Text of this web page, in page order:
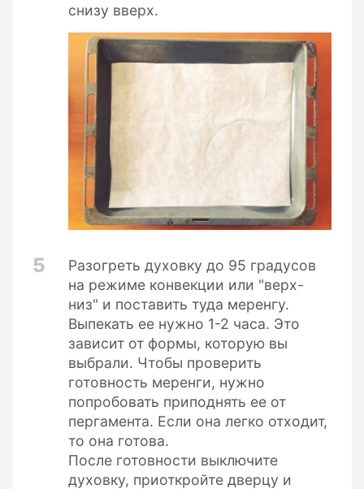
снизу вверх.
5
Разогреть духовку до 95 градусов
на режиме конвекции или "верх-
низ" и поставить туда меренгу.
Выпекать ее нужно 1-2 часа. Это
зависит от формы, которую вы
выбрали. Чтобы проверить
готовность меренги, нужно
попробовать приподнять ее от
пергамента. Если она легко отходит,
то она готова.
После готовности выключите
духовку, приоткройте дверцу и